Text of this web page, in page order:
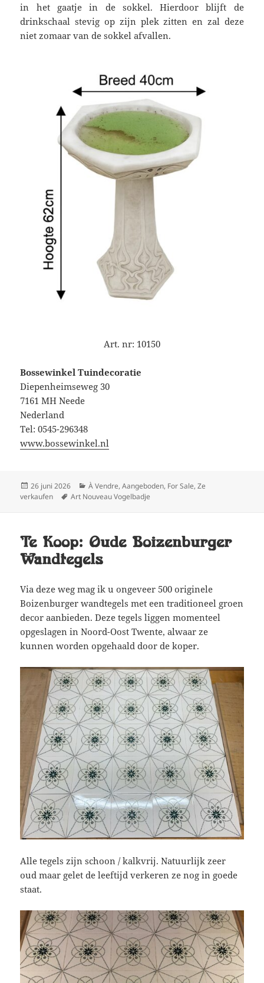
in het gaatje in de sokkel. Hierdoor blijft de
drinkschaal stevig op zijn plek zitten en zal deze
niet zomaar van de sokkel afvallen.
Art. nr: 10150
Bossewinkel Tuindecoratie
Diepenheimseweg 30
7161 MH Neede
Nederland
Tel: 0545-296348
www.bossewinkel.nl
Geplaatst
op
26 juni 2026 Categorieën
À Vendre,Aangeboden, For Sale,Ze
verkaufen
Tags
Art Nouveau Vogelbadje
Te Koop: Oude Boizenburger
Wandtegels
Via deze weg mag ik u ongeveer 500 originele
Boizenburger wandtegels met een traditioneel groen
decor aanbieden. Deze tegels liggen momenteel
opgeslagen in Noord-Oost Twente, alwaar ze
kunnen worden opgehaald door de koper.
Alle tegels zijn schoon / kalkvrij. Natuurlijk zeer
oud maar gelet de leeftijd verkeren ze nog in goede
staat.